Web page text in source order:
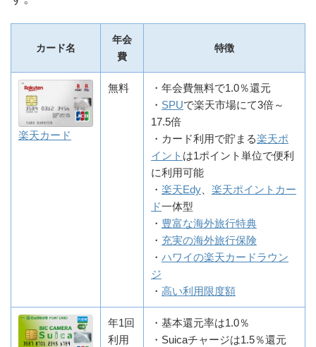
カード名
年会
費
特徴
楽天カード
無料
・年会費無料で1.0％還元
・ SPUで楽天市場にて3倍～
17.5倍
・カード利用で貯まる楽天ポ
イント は1ポイント単位で便利
に利用可能
・ 楽天Edy
楽天ポイントカー
ド一体型
・ 豊富な海外旅行特典
・ 充実の海外旅行保険
・ ハワイの楽天カードラウン
ジ
・ 高い利用限度額
年1回
利用
・基本還元率は1.0％
・Suicaチャージは1.5％還元